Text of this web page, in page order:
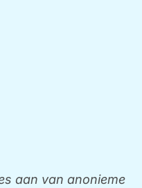
aan van anonieme